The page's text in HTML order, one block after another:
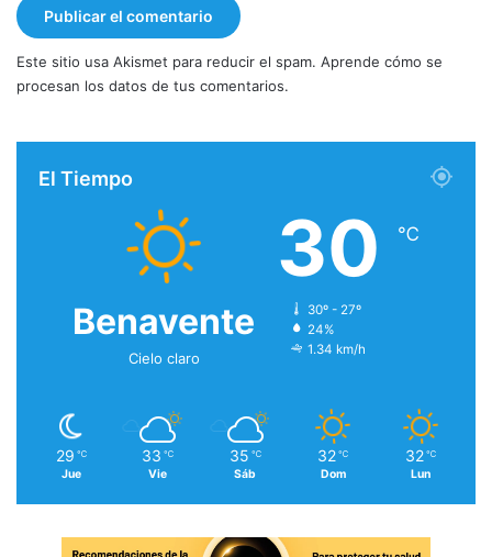
Este sitio usa Akismet para reducir el spam. Aprende cómo se
procesan los datos de tus comentarios.
El Tiempo
Benavente
Cielo claro
30 ℃
30º - 27º
24%
1.34 km/h
29 ℃
Jue
33 ℃
Vie
35 ℃
Sáb
32 ℃
Dom
32 ℃
Lun